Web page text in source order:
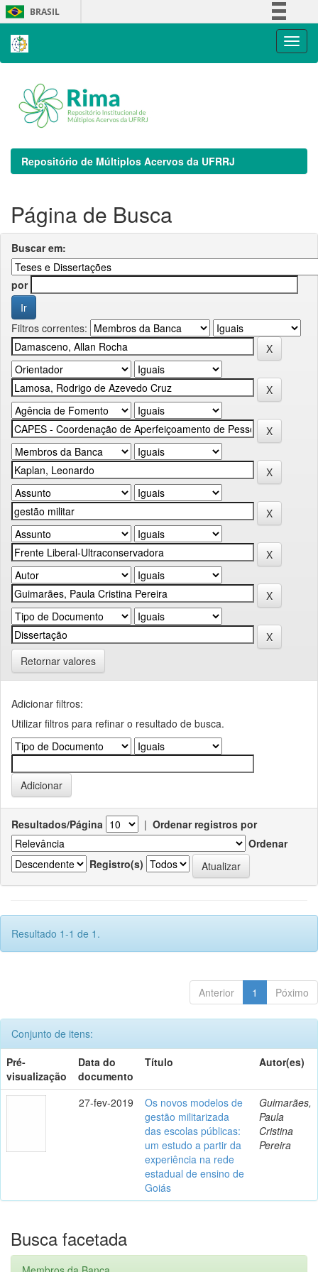
Skip
navigation
BRASIL
Repositório de Múltiplos Acervos da UFRRJ
Página de Busca
Buscar em:
por
Filtros correntes:
Retornar valores
Adicionar filtros:
Utilizar filtros para refinar o resultado de busca.
Resultados/Página | Ordenar registros por
Ordenar
Registro(s)
Resultado 1-1 de 1.
Anterior 1 Póximo
Conjunto de itens:
Pré-
visualização
Data do
documento
Título Autor(es)
27-fev-2019
Os novos modelos de
gestão militarizada
das escolas públicas:
um estudo a partir da
experiência na rede
estadual de ensino de
Goiás
Guimarães,
Paula
Cristina
Pereira
Busca facetada